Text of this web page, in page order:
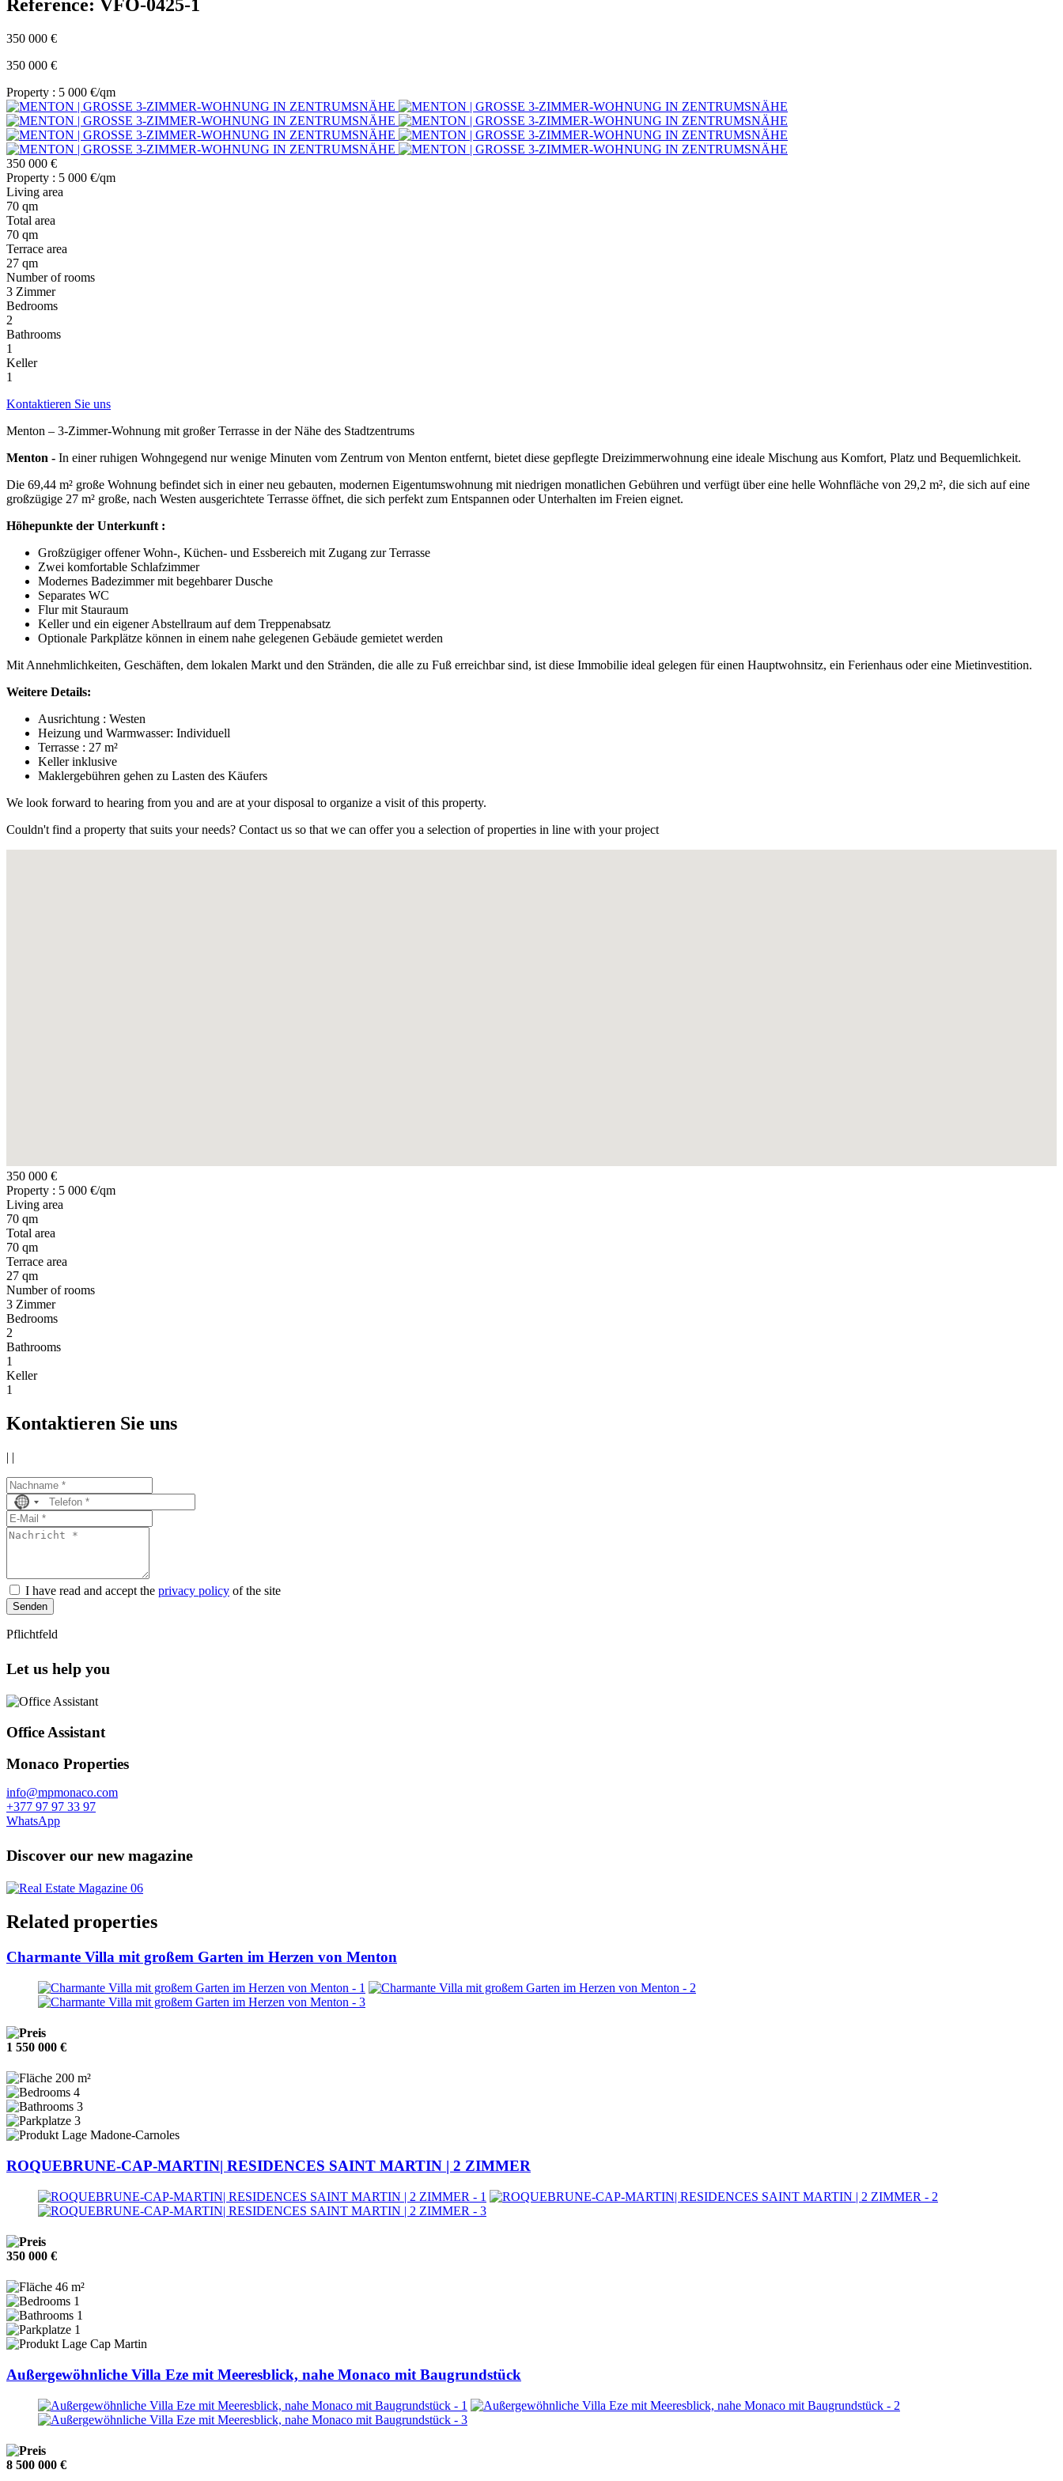
Reference: VFO-0425-1
350 000 €
350 000 €
Property : 5 000 €/qm
350 000 €
Property : 5 000 €/qm
Living area
70 qm
Total area
70 qm
Terrace area
27 qm
Number of rooms
3 Zimmer
Bedrooms
2
Bathrooms
1
Keller
1
Kontaktieren Sie uns
Menton – 3-Zimmer-Wohnung mit großer Terrasse in der Nähe des Stadtzentrums
Menton - In einer ruhigen Wohngegend nur wenige Minuten vom Zentrum von Menton entfernt, bietet diese gepflegte Dreizimmerwohnung eine ideale Mischung aus Komfort, Platz und Bequemlichkeit.
Die 69,44 m² große Wohnung befindet sich in einer neu gebauten, modernen Eigentumswohnung mit niedrigen monatlichen Gebühren und verfügt über eine helle Wohnfläche von 29,2 m², die sich auf eine
großzügige 27 m² große, nach Westen ausgerichtete Terrasse öffnet, die sich perfekt zum Entspannen oder Unterhalten im Freien eignet.
Höhepunkte der Unterkunft :
Großzügiger offener Wohn-, Küchen- und Essbereich mit Zugang zur Terrasse
Zwei komfortable Schlafzimmer
Modernes Badezimmer mit begehbarer Dusche
Separates WC
Flur mit Stauraum
Keller und ein eigener Abstellraum auf dem Treppenabsatz
Optionale Parkplätze können in einem nahe gelegenen Gebäude gemietet werden
Mit Annehmlichkeiten, Geschäften, dem lokalen Markt und den Stränden, die alle zu Fuß erreichbar sind, ist diese Immobilie ideal gelegen für einen Hauptwohnsitz, ein Ferienhaus oder eine Mietinvestition.
Weitere Details:
Ausrichtung : Westen
Heizung und Warmwasser: Individuell
Terrasse : 27 m²
Keller inklusive
Maklergebühren gehen zu Lasten des Käufers
We look forward to hearing from you and are at your disposal to organize a visit of this property.
Couldn't find a property that suits your needs? Contact us so that we can offer you a selection of properties in line with your project
350 000 €
Property : 5 000 €/qm
Living area
70 qm
Total area
70 qm
Terrace area
27 qm
Number of rooms
3 Zimmer
Bedrooms
2
Bathrooms
1
Keller
1
Kontaktieren Sie uns
| |
No
country
selected
I have read and accept the privacy policy of the site
Senden
Pflichtfeld
Let us help you
Office Assistant
Monaco Properties
info@mpmonaco.com
+377 97 97 33 97
WhatsApp
Discover our new magazine
Related properties
Charmante Villa mit großem Garten im Herzen von Menton
1 550 000 €
200 m²
4
3
3
Madone-Carnoles
ROQUEBRUNE-CAP-MARTIN| RESIDENCES SAINT MARTIN | 2 ZIMMER
350 000 €
46 m²
1
1
1
Cap Martin
Außergewöhnliche Villa Eze mit Meeresblick, nahe Monaco mit Baugrundstück
8 500 000 €